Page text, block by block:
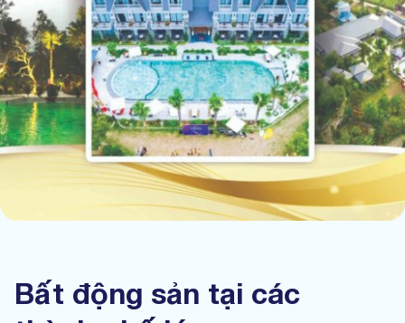
Bất động sản tại các